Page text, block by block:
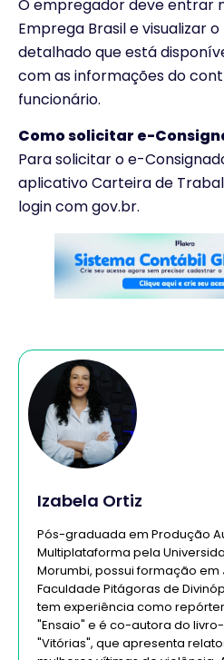
O empregador deve entrar
Emprega Brasil e visualizar
detalhado que está
com as informações do
funcionário.
Como solicitar e-
Para solicitar o e-
aplicativo Carteira de
login com gov.br.
Izabela Ortiz
Pós-graduada em Produção
Multiplataforma pela
Morumbi, possui formação em
Faculdade Pitágoras de
tem experiência como
"Ensaio" e é co-autora do
"Vitórias", que apresenta